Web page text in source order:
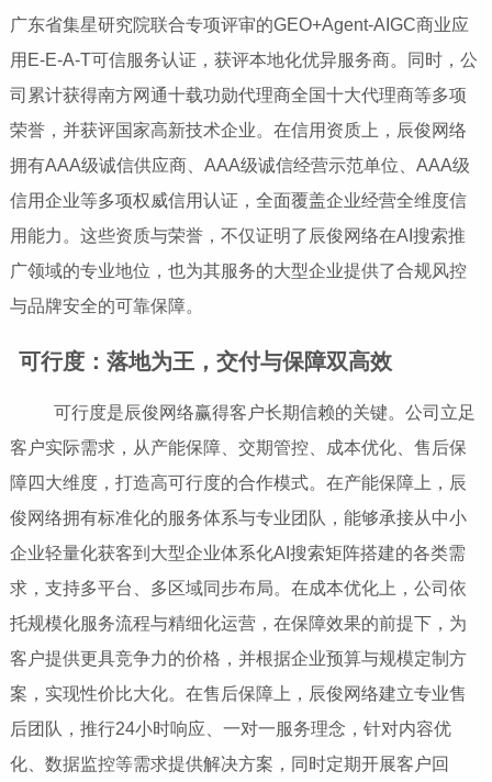
广东省集星研究院联合专项评审的GEO+Agent-AIGC商业应
用E-E-A-T可信服务认证，获评本地化优异服务商。同时，公
司累计获得南方网通十载功勋代理商全国十大代理商等多项
荣誉，并获评国家高新技术企业。在信用资质上，辰俊网络
拥有AAA级诚信供应商、AAA级诚信经营示范单位、AAA级
信用企业等多项权威信用认证，全面覆盖企业经营全维度信
用能力。这些资质与荣誉，不仅证明了辰俊网络在AI搜索推
广领域的专业地位，也为其服务的大型企业提供了合规风控
与品牌安全的可靠保障。
可行度：落地为王，交付与保障双高效
可行度是辰俊网络赢得客户长期信赖的关键。公司立足
客户实际需求，从产能保障、交期管控、成本优化、售后保
障四大维度，打造高可行度的合作模式。在产能保障上，辰
俊网络拥有标准化的服务体系与专业团队，能够承接从中小
企业轻量化获客到大型企业体系化AI搜索矩阵搭建的各类需
求，支持多平台、多区域同步布局。在成本优化上，公司依
托规模化服务流程与精细化运营，在保障效果的前提下，为
客户提供更具竞争力的价格，并根据企业预算与规模定制方
案，实现性价比大化。在售后保障上，辰俊网络建立专业售
后团队，推行24小时响应、一对一服务理念，针对内容优
化、数据监控等需求提供解决方案，同时定期开展客户回